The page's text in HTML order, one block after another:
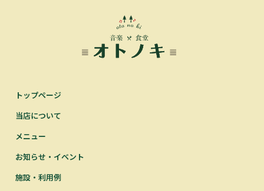
トップページ
当店について
メニュー
お知らせ・イベント
施設・利用例